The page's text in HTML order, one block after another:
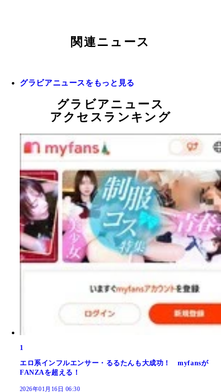
関連ニュース
グラビアニュースをもっと見る
グラビアニュース
アクセスランキング
1
エロ系インフルエンサー・るるたんも大成功！ myfansが
FANZAを超える！
2026年01月16日 06:30